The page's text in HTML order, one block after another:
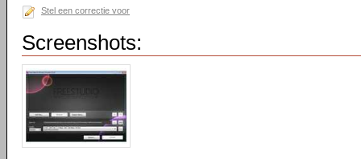
Stel een correctie voor
Screenshots: